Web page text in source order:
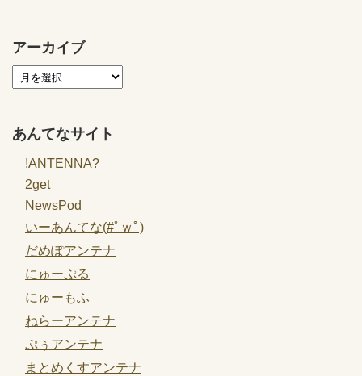
アーカイブ
あんてなサイト
!ANTENNA?
2get
NewsPod
いーあんてな(#ﾟｗﾟ)
だめぽアンテナ
にゅーぷる
にゅーもふ
ねらーアンテナ
ぷぅアンテナ
まとめくすアンテナ